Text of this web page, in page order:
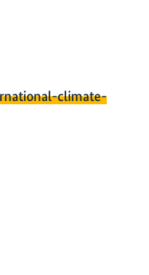
climate-